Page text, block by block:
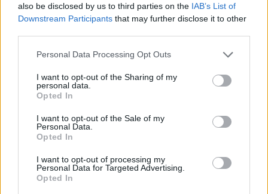
also be disclosed by us to third parties on the IAB’s List of
Downstream Participants that may further disclose it to other
Personal Data Processing Opt Outs
I want to opt-out of the Sharing of my
personal data.
Opted In
I want to opt-out of the Sale of my
Personal Data.
Opted In
I want to opt-out of processing my
Personal Data for Targeted Advertising.
Opted In
Anot K.Kruszelnickio, Bermudų trikampio
mitas prasidėjo, kai regione tarp Pirmojo ir
Antrojo pasaulinių karų dingo keli aukšto
rango kariniai konvojai. Bet realybėje
neparuošti laivai bei lėktuvai.
Kai kurie lakūnai, dingę tais laikais, taip pat
buvo linkę daryti katastrofiškas klaidas –